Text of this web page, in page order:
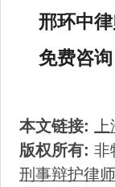
邢环中
免费咨
本文链接:
版权所有: 非
刑事辩护律师